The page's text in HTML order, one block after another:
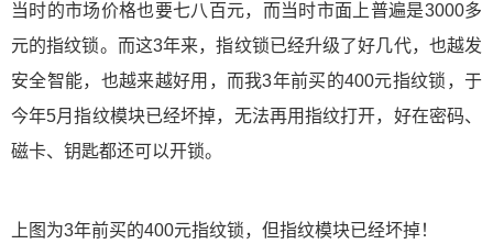
当时的市场价格也要七八百元，而当时市面上普遍是3000多
元的指纹锁。而这3年来，指纹锁已经升级了好几代，也越发
安全智能，也越来越好用，而我3年前买的400元指纹锁，于
今年5月指纹模块已经坏掉，无法再用指纹打开，好在密码、
磁卡、钥匙都还可以开锁。
上图为3年前买的400元指纹锁，但指纹模块已经坏掉！